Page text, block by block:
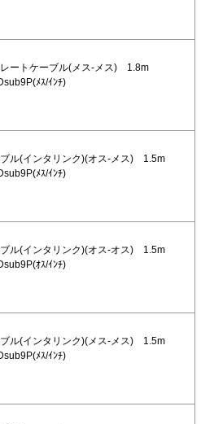
ートケーブル(メス-メス) 1.8m
ﾒｽ/ｲﾝﾁ)
ル(インタリンク)(オス-メス) 1.5m
ﾒｽ/ｲﾝﾁ)
ル(インタリンク)(オス-オス) 1.5m
ｵｽ/ｲﾝﾁ)
ル(インタリンク)(メス-メス) 1.5m
ﾒｽ/ｲﾝﾁ)